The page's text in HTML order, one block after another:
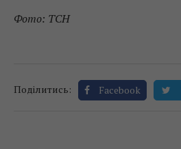
Фото: ТСН
Поділитись: Facebook